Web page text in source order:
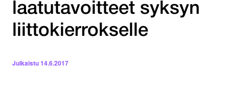
laatutavoitteet syksyn
liittokierrokselle
Julkaistu14.6.2017